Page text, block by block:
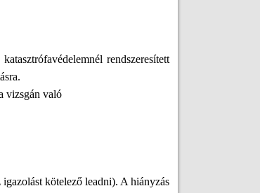
rendszeresített
vizsgán való
kötelező leadni). A hiányzás